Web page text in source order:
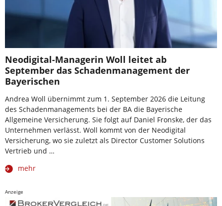
Neodigital-Managerin Woll leitet ab
September das Schadenmanagement der
Bayerischen
Andrea Woll übernimmt zum 1. September 2026 die Leitung
des Schadenmanagements bei der BA die Bayerische
Allgemeine Versicherung. Sie folgt auf Daniel Fronske, der das
Unternehmen verlässt. Woll kommt von der Neodigital
Versicherung, wo sie zuletzt als Director Customer Solutions
Vertrieb und …
mehr
Anzeige